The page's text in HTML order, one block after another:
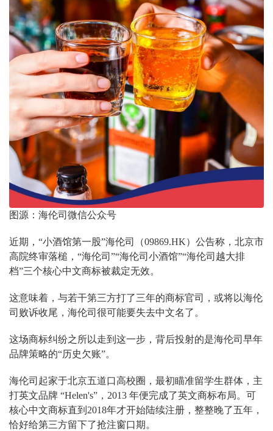
图源：海伦司微信公众号
近期，“小酒馆第一股”海伦司（09869.HK）公告称，北京市
高院终审落槌，“海伦司”“海伦司小酒馆”“海伦司越大排
档”三个核心中文商标被裁定无效。
这意味着，与若干第三方打了三年的商标官司，或将以海伦
司败诉收尾，海伦司很可能要失去中文名了。
这场商标纠纷之所以走到这一步，背后投射的是海伦司早年
品牌策略的“历史欠账”。
海伦司起家于北京五道口高校圈，最初瞄准留学生群体，主
打英文品牌 “Helen's”，2013 年便完成了英文商标布局。可
核心中文商标直到2018年才开始陆续注册，整整晚了五年，
恰好给第三方留下了抢注窗口期。